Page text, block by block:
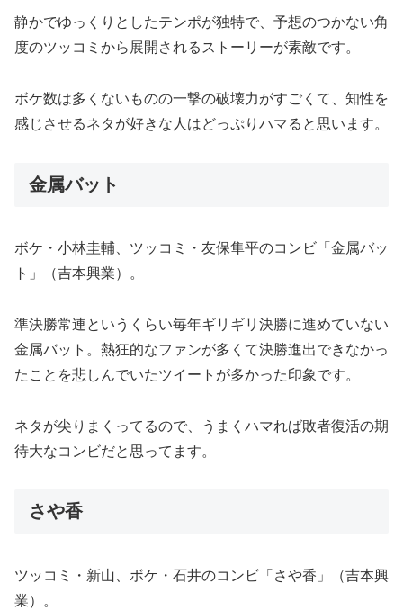
静かでゆっくりとしたテンポが独特で、予想のつかない角
度のツッコミから展開されるストーリーが素敵です。
ボケ数は多くないものの一撃の破壊力がすごくて、知性を
感じさせるネタが好きな人はどっぷりハマると思います。
金属バット
ボケ・小林圭輔、ツッコミ・友保隼平のコンビ「金属バッ
ト」（吉本興業）。
準決勝常連というくらい毎年ギリギリ決勝に進めていない
金属バット。熱狂的なファンが多くて決勝進出できなかっ
たことを悲しんでいたツイートが多かった印象です。
ネタが尖りまくってるので、うまくハマれば敗者復活の期
待大なコンビだと思ってます。
さや香
ツッコミ・新山、ボケ・石井のコンビ「さや香」（吉本興
業）。